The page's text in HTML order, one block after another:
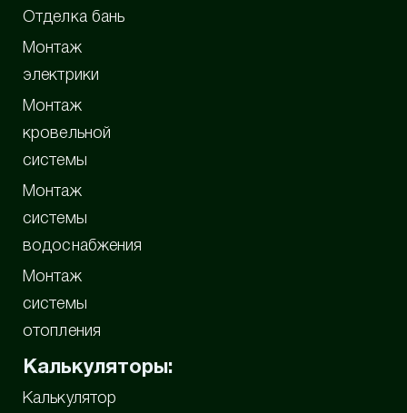
Отделка бань
Монтаж
электрики
Монтаж
кровельной
системы
Монтаж
системы
водоснабжения
Монтаж
системы
отопления
Калькуляторы:
Калькулятор